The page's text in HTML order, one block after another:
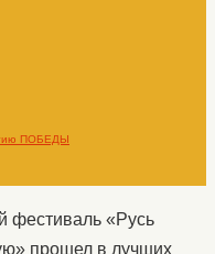
ПОБЕДЫ
фестиваль «Русь
прошел в лучших